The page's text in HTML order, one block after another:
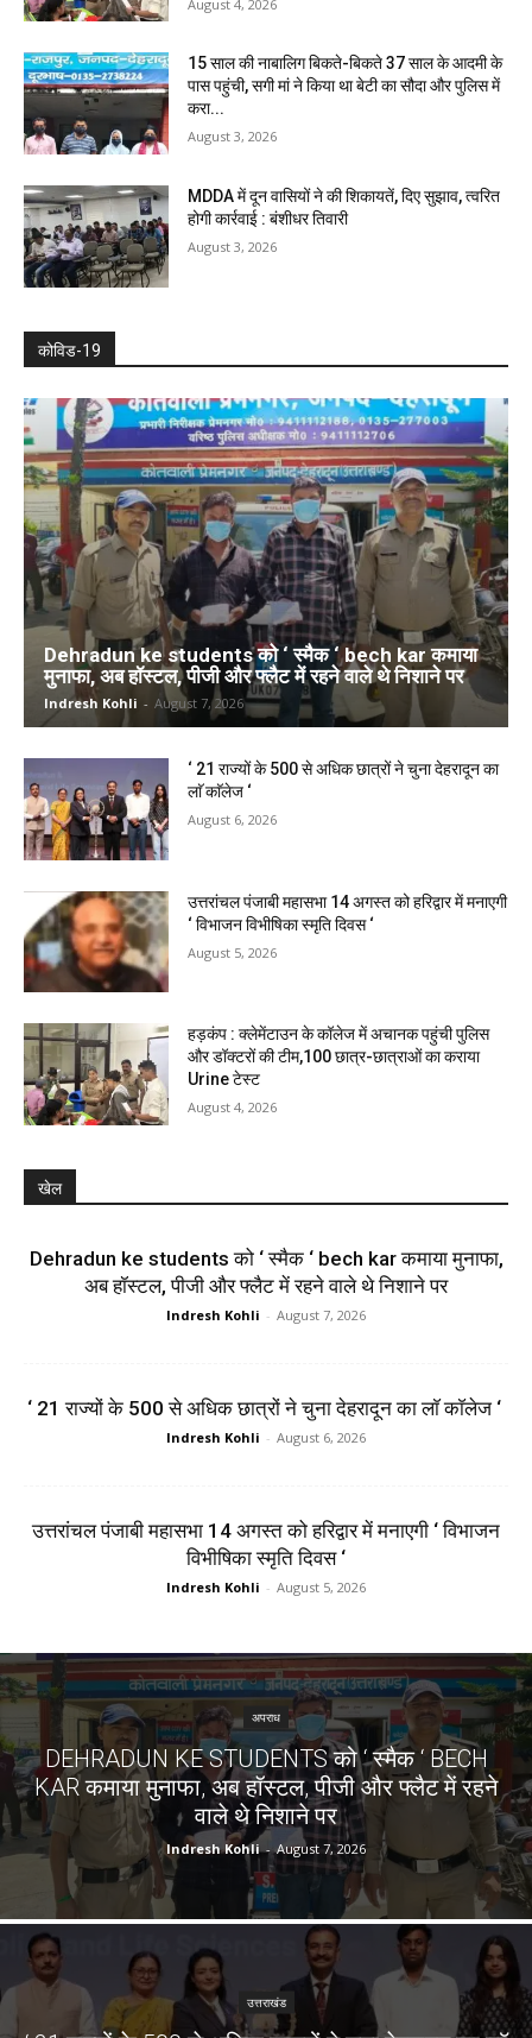
August 4, 2026
15 साल की नाबालिग बिकते-बिकते 37 साल के आदमी के
पास पहुंची, सगी मां ने किया था बेटी का सौदा और पुलिस में
करा...
August 3, 2026
MDDA में दून वासियों ने की शिकायतें, दिए सुझाव, त्वरित
होगी कार्रवाई : बंशीधर तिवारी
August 3, 2026
कोविड-19
Dehradun ke students को ‘ स्मैक ‘ bech kar कमाया
मुनाफा, अब हॉस्टल, पीजी और फ्लैट में रहने वाले थे निशाने पर
Indresh Kohli - August 7, 2026
‘ 21 राज्यों के 500 से अधिक छात्रों ने चुना देहरादून का
लाॅ काॅलेज ‘
August 6, 2026
उत्तरांचल पंजाबी महासभा 14 अगस्त को हरिद्वार में मनाएगी
‘ विभाजन विभीषिका स्मृति दिवस ‘
August 5, 2026
हड़कंप : क्लेमेंटाउन के कॉलेज में अचानक पहुंची पुलिस
और डॉक्टरों की टीम,100 छात्र-छात्राओं का कराया
Urine टेस्ट
August 4, 2026
खेल
Dehradun ke students को ‘ स्मैक ‘ bech kar कमाया मुनाफा,
अब हॉस्टल, पीजी और फ्लैट में रहने वाले थे निशाने पर
Indresh Kohli - August 7, 2026
‘ 21 राज्यों के 500 से अधिक छात्रों ने चुना देहरादून का लाॅ काॅलेज ‘
Indresh Kohli - August 6, 2026
उत्तरांचल पंजाबी महासभा 14 अगस्त को हरिद्वार में मनाएगी ‘ विभाजन
विभीषिका स्मृति दिवस ‘
Indresh Kohli - August 5, 2026
अपराध
DEHRADUN KE STUDENTS को ‘ स्मैक ‘ BECH
KAR कमाया मुनाफा, अब हॉस्टल, पीजी और फ्लैट में रहने
वाले थे निशाने पर
Indresh Kohli - August 7, 2026
उत्तराखंड